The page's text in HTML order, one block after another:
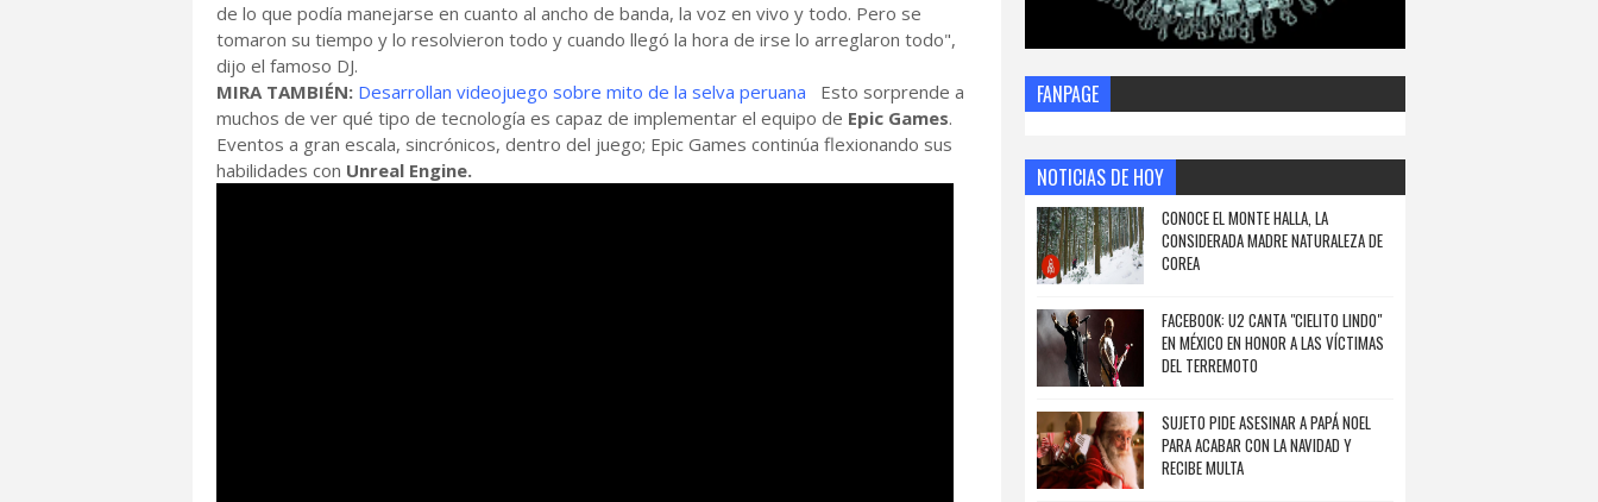
de lo que podía manejarse en cuanto al ancho de banda, la voz en vivo y todo. Pero se
tomaron su tiempo y lo resolvieron todo y cuando llegó la hora de irse lo arreglaron todo",
dijo el famoso DJ.
MIRA TAMBIÉN: Desarrollan videojuego sobre mito de la selva peruana Esto sorprende a
muchos de ver qué tipo de tecnología es capaz de implementar el equipo de Epic Games.
Eventos a gran escala, sincrónicos, dentro del juego; Epic Games continúa flexionando sus
habilidades con Unreal Engine.
FANPAGE
NOTICIAS DE HOY
CONOCE EL MONTE HALLA, LA
CONSIDERADA MADRE NATURALEZA DE
COREA
FACEBOOK: U2 CANTA "CIELITO LINDO"
EN MÉXICO EN HONOR A LAS VÍCTIMAS
DEL TERREMOTO
SUJETO PIDE ASESINAR A PAPÁ NOEL
PARA ACABAR CON LA NAVIDAD Y
RECIBE MULTA